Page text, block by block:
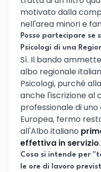
motivato dalla
nell'area minori e
Posso partecipare se
Psicologi di una
Sì. Il bando
albo regionale
Psicologi, purché
anche l'iscrizione al
professionale di uno
Europea, fermo
all'Albo italiano
effettiva in servizio.
Cosa si intende per
le ore di lavoro